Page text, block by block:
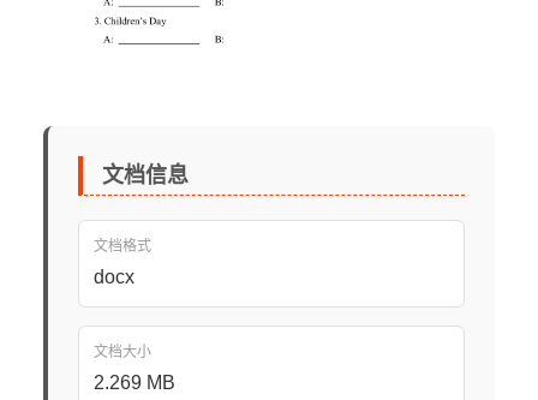
文档信息
文档格式
docx
文档大小
2.269 MB